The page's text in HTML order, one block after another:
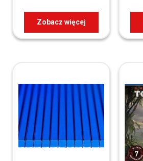
Zobacz więcej